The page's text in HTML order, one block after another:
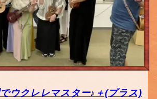
ウクレレマスター♪＋(プラス)